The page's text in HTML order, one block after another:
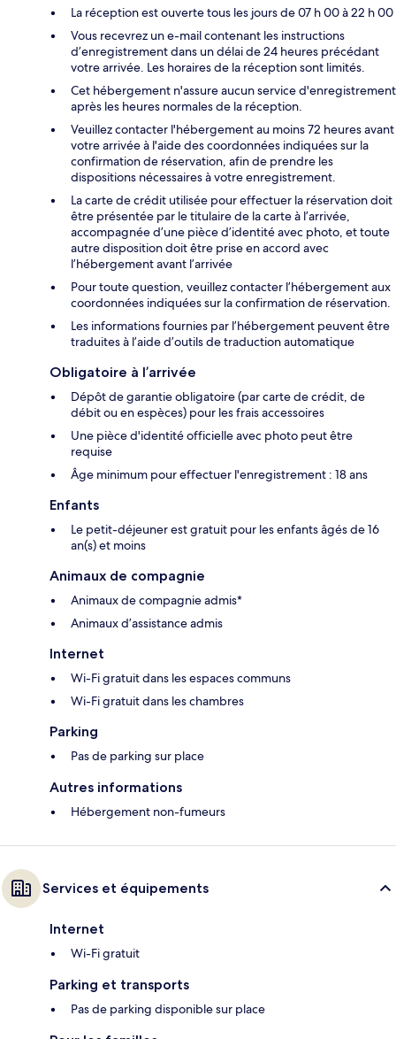
La réception est ouverte tous les jours de 07 h 00 à 22 h 00
Vous recevrez un e-mail contenant les instructions
d’enregistrement dans un délai de 24 heures précédant
votre arrivée. Les horaires de la réception sont limités.
Cet hébergement n'assure aucun service d'enregistrement
après les heures normales de la réception.
Veuillez contacter l'hébergement au moins 72 heures avant
votre arrivée à l'aide des coordonnées indiquées sur la
confirmation de réservation, afin de prendre les
dispositions nécessaires à votre enregistrement.
La carte de crédit utilisée pour effectuer la réservation doit
être présentée par le titulaire de la carte à l’arrivée,
accompagnée d’une pièce d’identité avec photo, et toute
autre disposition doit être prise en accord avec
l’hébergement avant l’arrivée
Pour toute question, veuillez contacter l’hébergement aux
coordonnées indiquées sur la confirmation de réservation.
Les informations fournies par l’hébergement peuvent être
traduites à l’aide d’outils de traduction automatique
Obligatoire à l’arrivée
Dépôt de garantie obligatoire (par carte de crédit, de
débit ou en espèces) pour les frais accessoires
Une pièce d'identité officielle avec photo peut être
requise
Âge minimum pour effectuer l'enregistrement : 18 ans
Enfants
Le petit-déjeuner est gratuit pour les enfants âgés de 16
an(s) et moins
Animaux de compagnie
Animaux de compagnie admis*
Animaux d’assistance admis
Internet
Wi-Fi gratuit dans les espaces communs
Wi-Fi gratuit dans les chambres
Parking
Pas de parking sur place
Autres informations
Hébergement non-fumeurs
Services et équipements
Internet
Wi-Fi gratuit
Parking et transports
Pas de parking disponible sur place